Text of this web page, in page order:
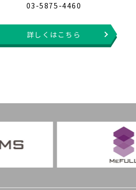
03-5875-4460
詳しくはこちら